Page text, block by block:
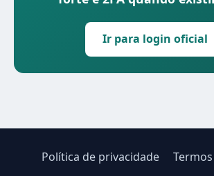
Ir para login oficial
Política de privacidade Termos